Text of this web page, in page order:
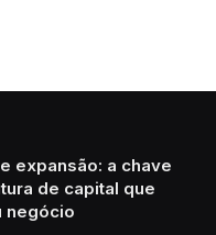
expansão: a chave
de capital que
negócio